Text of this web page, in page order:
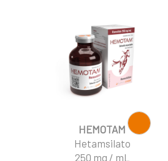
HEMOTAM
Hetamsilato
250 mg / mL